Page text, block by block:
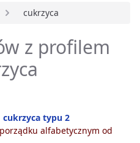
cukrzyca
z profilem
cukrzyca typu 2
alfabetycznym od